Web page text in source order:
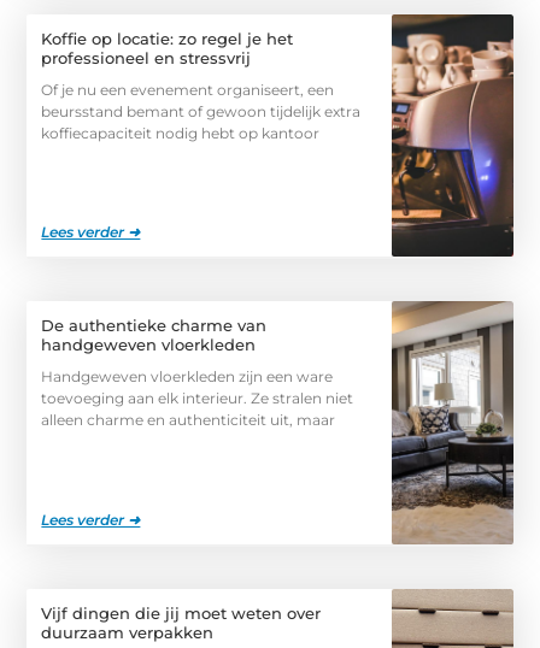
Koffie op locatie: zo regel je het
professioneel en stressvrij
Of je nu een evenement organiseert, een
beursstand bemant of gewoon tijdelijk extra
koffiecapaciteit nodig hebt op kantoor
Lees verder ➜
De authentieke charme van
handgeweven vloerkleden
Handgeweven vloerkleden zijn een ware
toevoeging aan elk interieur. Ze stralen niet
alleen charme en authenticiteit uit, maar
Lees verder ➜
Vijf dingen die jij moet weten over
duurzaam verpakken